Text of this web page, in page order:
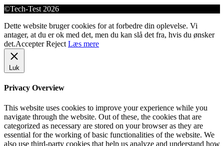
©Tech-Test 2026
Dette website bruger cookies for at forbedre din oplevelse. Vi
antager, at du er ok med det, men du kan slå det fra, hvis du ønsker
det.Accepter Reject Læs mere
Luk
Privacy Overview
This website uses cookies to improve your experience while you
navigate through the website. Out of these, the cookies that are
categorized as necessary are stored on your browser as they are
essential for the working of basic functionalities of the website. We
also use third-party cookies that help us analyze and understand how